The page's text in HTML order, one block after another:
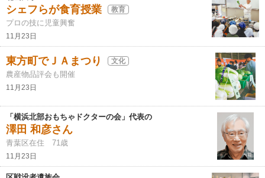
シェフらが食育授業 教育
プロの技に児童興奮
11月23日
東方町でＪＡまつり 文化
農産物品評会も開催
11月23日
「横浜北部おもちゃドクターの会」代表の
澤田 和彦さん
青葉区在住 71歳
11月23日